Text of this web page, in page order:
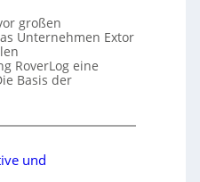
großen
Unternehmen Extor
RoverLog eine
Basis der
und